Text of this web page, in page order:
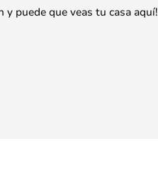
puede que veas tu casa aquí!